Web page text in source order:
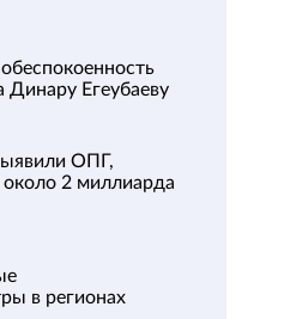
Динару Егеубаеву
ОПГ,
2 миллиарда
в регионах